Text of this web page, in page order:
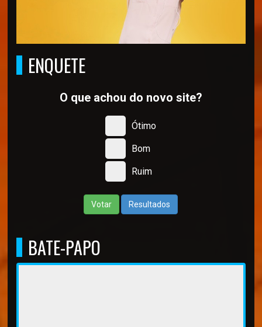
ENQUETE
O que achou do novo site?
Ótimo
Bom
Ruim
Votar Resultados
BATE-PAPO